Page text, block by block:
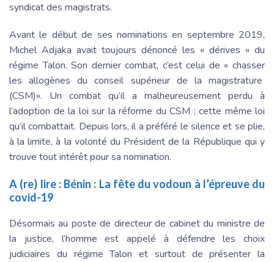
syndicat des magistrats.
Avant le début de ses nominations en septembre 2019,
Michel Adjaka avait toujours dénoncé les « dérives » du
régime Talon. Son dernier combat, c’est celui de « chasser
les allogènes du conseil supérieur de la magistrature
(CSM)». Un combat qu’il a malheureusement perdu à
l’adoption de la loi sur la réforme du CSM ; cette même loi
qu’il combattait. Depuis lors, il a préféré le silence et se plie,
à la limite, à la volonté du Président de la République qui y
trouve tout intérêt pour sa nomination.
A (re) lire : Bénin : La fête du vodoun à l’épreuve du
covid-19
Désormais au poste de directeur de cabinet du ministre de
la justice, l’homme est appelé à défendre les choix
judiciaires du régime Talon et surtout de présenter la